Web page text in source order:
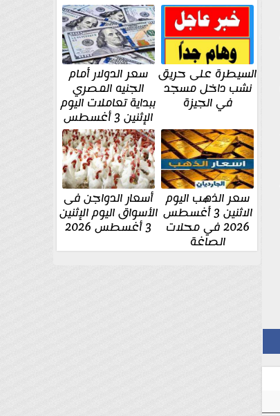
السيطرة على حريق
نشب داخل مسجد
في الجيزة
سعر الدولار أمام
الجنيه المصري
ببداية تعاملات اليوم
الإثنين 3 أغسطس
سعر الذهب اليوم
الاثنين 3 أغسطس
2026 في محلات
الصاغة
أسعار الدواجن فى
الأسواق اليوم الإثنين
3 أغسطس 2026